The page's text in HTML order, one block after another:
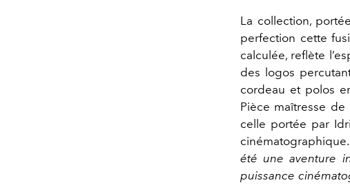
La collection,
perfection cette
calculée, reflète
des logos
cordeau et polos
Pièce maîtresse
celle portée par
cinématographique.
été une aventure
puissance